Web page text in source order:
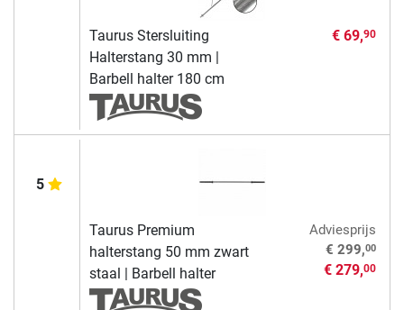
Taurus Stersluiting
Halterstang 30 mm |
Barbell halter 180 cm
€ 69,90
5
Taurus Premium
halterstang 50 mm zwart
staal | Barbell halter
Adviesprijs
€ 299,00
€ 279,00